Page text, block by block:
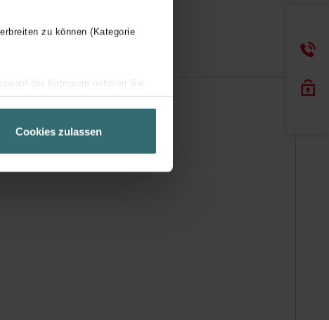
zu können (Kategorie
der Kategorie nehmen Sie
Informationen
über einen Link in der
Cookies zulassen